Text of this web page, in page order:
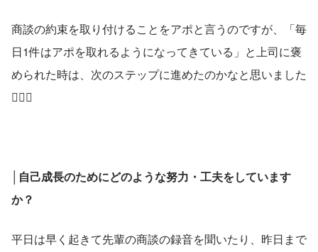
商談の約束を取り付けることをアポと言うのですが、「毎
日1件はアポを取れるようになってきている」と上司に褒
められた時は、次のステップに進めたのかなと思いました
🧗🏻‍♂️
│自己成長のためにどのような努力・工夫をしています
か？
平日は早く起きて先輩の商談の録音を聞いたり、昨日まで